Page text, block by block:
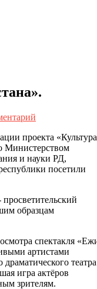
проекта
Министерством
и науки РД,
посетили
образцам
спектакля
артистами
игра актёров
зрителям.